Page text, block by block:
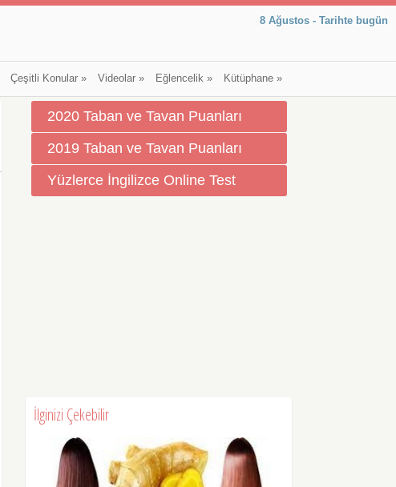
8 Ağustos - Tarihte bugün
Çeşitli Konular» Videolar» Eğlencelik» Kütüphane»
2020 Taban ve Tavan Puanları
2019 Taban ve Tavan Puanları
Yüzlerce İngilizce Online Test
İlginizi Çekebilir